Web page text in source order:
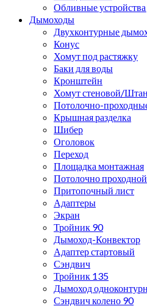
Обливные устройства
Дымоходы
Двухконтурные
Конус
Хомут под растяжку
Баки для воды
Кронштейн
Хомут стеновой/
Потолочно-
Крышная разделка
Шибер
Оголовок
Переход
Площадка монтажная
Потолочно проходной
Притопочный лист
Адаптеры
Экран
Тройник 90
Дымоход-Конвектор
Адаптер стартовый
Сэндвич
Тройник 135
Дымоход
Сэндвич колено 90